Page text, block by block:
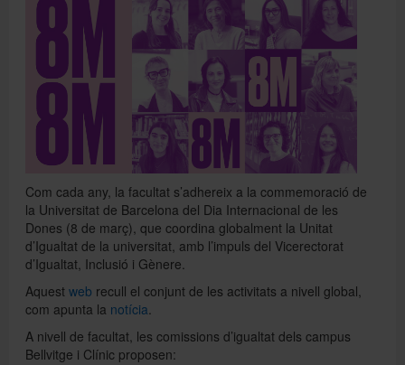
Directori
Español
Com cada any, la facultat s’adhereix a la commemoració de
la Universitat de Barcelona del Dia Internacional de les
Dones (8 de març), que coordina globalment la Unitat
d’Igualtat de la universitat, amb l’impuls del Vicerectorat
d’Igualtat, Inclusió i Gènere.
Aquest web recull el conjunt de les activitats a nivell global,
com apunta la notícia.
A nivell de facultat, les comissions d’igualtat dels campus
Bellvitge i Clínic proposen: